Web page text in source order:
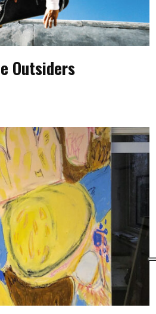
Outsiders